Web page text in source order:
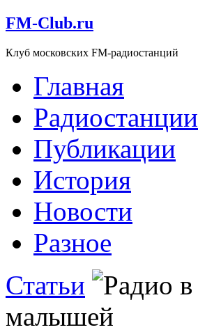
FM-Club.ru
Клуб московских FM-радиостанций
Главная
Радиостанции
Публикации
История
Новости
Разное
Статьи
малышей